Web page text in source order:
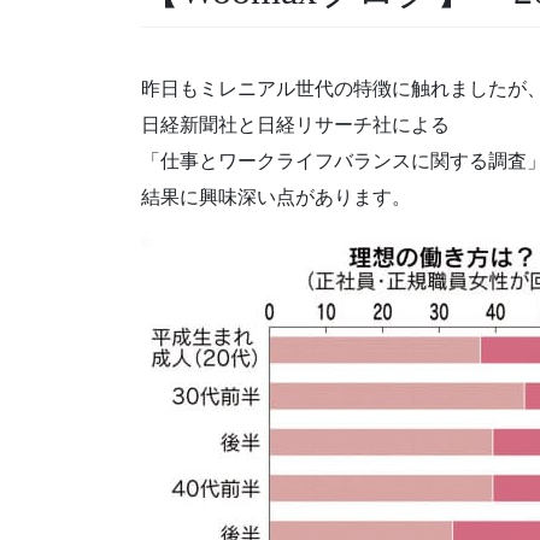
昨日もミレニアル世代の特徴に触れましたが
日経新聞社と日経リサーチ社による
「仕事とワークライフバランスに関する調査
結果に興味深い点があります。